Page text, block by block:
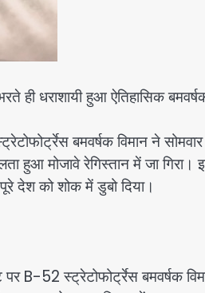
ही धराशायी हुआ ऐतिहासिक
बमवर्षक विमान ने
मोजावे रेगिस्तान में जा गिरा।
देश को शोक में डुबो दिया।
B-52 स्ट्रेटोफोर्ट्रेस बमवर्षक